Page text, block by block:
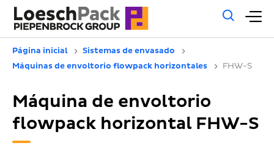
Página inicial
Sistemas de envasado
Máquinas de envoltorio flowpack horizontales
FHW-S
Máquina de envoltorio
flowpack horizontal FHW-S